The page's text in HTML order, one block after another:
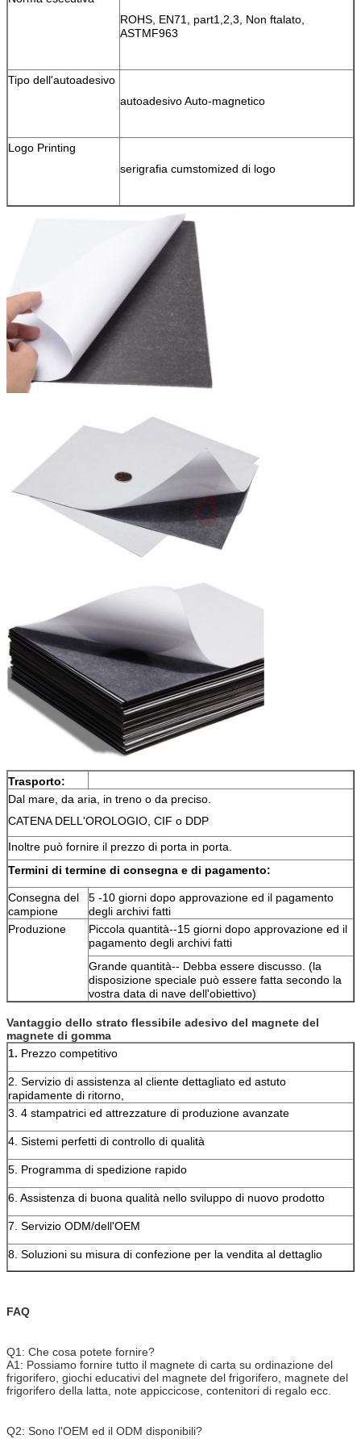
ROHS, EN71, part1,2,3, Non ftalato,
ASTMF963
Tipo dell'autoadesivo
autoadesivo Auto-magnetico
Logo Printing
serigrafia cumstomized di logo
Trasporto:
Dal mare, da aria, in treno o da preciso.
CATENA DELL'OROLOGIO, CIF o DDP
Inoltre può fornire il prezzo di porta in porta.
Termini di termine di consegna e di pagamento:
Consegna del
campione
5 -10 giorni dopo approvazione ed il pagamento
degli archivi fatti
Produzione
Piccola quantità--15 giorni dopo approvazione ed il
pagamento degli archivi fatti
Grande quantità-- Debba essere discusso. (la
disposizione speciale può essere fatta secondo la
vostra data di nave dell'obiettivo)
Vantaggio dello strato flessibile adesivo del magnete del
magnete di gomma
1. Prezzo competitivo
2. Servizio di assistenza al cliente dettagliato ed astuto
rapidamente di ritorno,
3. 4 stampatrici ed attrezzature di produzione avanzate
4. Sistemi perfetti di controllo di qualità
5. Programma di spedizione rapido
6. Assistenza di buona qualità nello sviluppo di nuovo prodotto
7. Servizio ODM/dell'OEM
8. Soluzioni su misura di confezione per la vendita al dettaglio
FAQ
Q1: Che cosa potete fornire?
A1: Possiamo fornire tutto il magnete di carta su ordinazione del
frigorifero, giochi educativi del magnete del frigorifero, magnete del
frigorifero della latta, note appiccicose, contenitori di regalo ecc.
Q2: Sono l'OEM ed il ODM disponibili?